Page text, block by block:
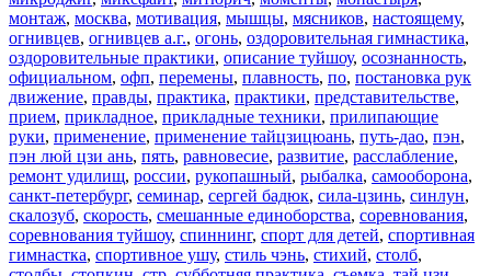
монтаж, москва, мотивация, мышцы, мясников, настоящему,
огнивцев, огнивцев а.г., огонь, оздоровительная гимнастика,
оздоровительные практики, описание туйшоу, осознанность,
официальном, офп, перемены, плавность, по, постановка рук
движение, правды, практика, практики, представительстве,
прием, прикладное, прикладные техники, прилипающие
руки, применение, применение тайцзицюань, путь-дао, пэн,
пэн люй цзи ань, пять, равновесие, развитие, расслабление,
ремонт удилищ, россии, рукопашный, рыбалка, самооборона,
санкт-петербург, семинар, сергей бадюк, сила-цзинь, синлун,
скалозуб, скорость, смешанные единоборства, соревнования,
соревнования туйшоу, спиннинг, спорт для детей, спортивная
гимнастка, спортивное ушу, стиль чэнь, стихий, столб,